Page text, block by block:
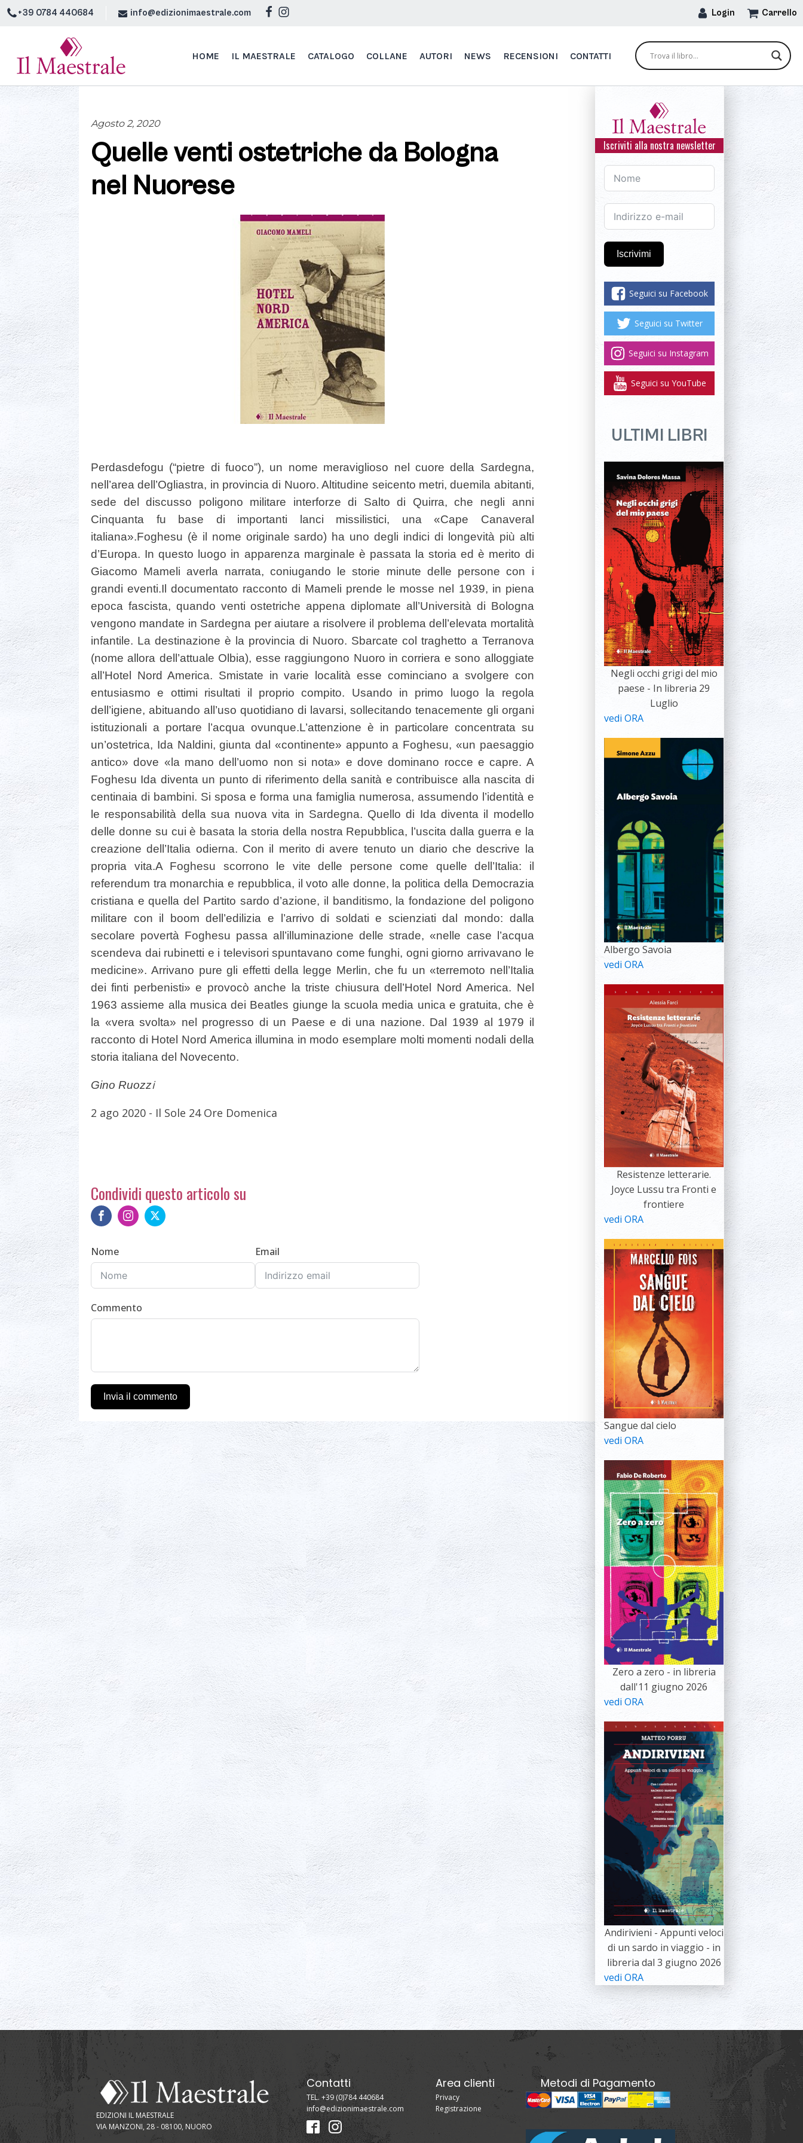
+39 0784 440684 info@edizionimaestrale.com Login Carrello
HOME IL MAESTRALE CATALOGO COLLANE AUTORI NEWS RECENSIONI CONTATTI
Agosto 2, 2020
Quelle venti ostetriche da Bologna
nel Nuorese
Perdasdefogu (“pietre di fuoco”), un nome meraviglioso nel cuore della Sardegna,
nell’area dell’Ogliastra, in provincia di Nuoro. Altitudine seicento metri, duemila abitanti,
sede del discusso poligono militare interforze di Salto di Quirra, che negli anni
Cinquanta fu base di importanti lanci missilistici, una «Cape Canaveral
italiana».Foghesu (è il nome originale sardo) ha uno degli indici di longevità più alti
d’Europa. In questo luogo in apparenza marginale è passata la storia ed è merito di
Giacomo Mameli averla narrata, coniugando le storie minute delle persone con i
grandi eventi.Il documentato racconto di Mameli prende le mosse nel 1939, in piena
epoca fascista, quando venti ostetriche appena diplomate all’Università di Bologna
vengono mandate in Sardegna per aiutare a risolvere il problema dell’elevata mortalità
infantile. La destinazione è la provincia di Nuoro. Sbarcate col traghetto a Terranova
(nome allora dell’attuale Olbia), esse raggiungono Nuoro in corriera e sono alloggiate
all’Hotel Nord America. Smistate in varie località esse cominciano a svolgere con
entusiasmo e ottimi risultati il proprio compito. Usando in primo luogo la regola
dell’igiene, abituando all’uso quotidiano di lavarsi, sollecitando tenacemente gli organi
istituzionali a portare l’acqua ovunque.L’attenzione è in particolare concentrata su
un’ostetrica, Ida Naldini, giunta dal «continente» appunto a Foghesu, «un paesaggio
antico» dove «la mano dell’uomo non si nota» e dove dominano rocce e capre. A
Foghesu Ida diventa un punto di riferimento della sanità e contribuisce alla nascita di
centinaia di bambini. Si sposa e forma una famiglia numerosa, assumendo l’identità e
le responsabilità della sua nuova vita in Sardegna. Quello di Ida diventa il modello
delle donne su cui è basata la storia della nostra Repubblica, l’uscita dalla guerra e la
creazione dell’Italia odierna. Con il merito di avere tenuto un diario che descrive la
propria vita.A Foghesu scorrono le vite delle persone come quelle dell’Italia: il
referendum tra monarchia e repubblica, il voto alle donne, la politica della Democrazia
cristiana e quella del Partito sardo d’azione, il banditismo, la fondazione del poligono
militare con il boom dell’edilizia e l’arrivo di soldati e scienziati dal mondo: dalla
secolare povertà Foghesu passa all’illuminazione delle strade, «nelle case l’acqua
scendeva dai rubinetti e i televisori spuntavano come funghi, ogni giorno arrivavano le
medicine».Arrivano pure gli effetti della legge Merlin, che fu un «terremoto nell’Italia
dei finti perbenisti» e provocò anche la triste chiusura dell’Hotel Nord America. Nel
1963 assieme alla musica dei Beatles giunge la scuola media unica e gratuita, che è
la «vera svolta» nel progresso di un Paese e di una nazione. Dal 1939 al 1979 il
racconto di Hotel Nord America illumina in modo esemplare molti momenti nodali della
storia italiana del Novecento.
Gino Ruozzi
2 ago 2020 - Il Sole 24 Ore Domenica
Condividi questo articolo su
Nome Email
Commento
Invia il commento
Iscriviti alla nostra newsletter
Iscrivimi
Seguici su Facebook
Seguici su Twitter
Seguici su Instagram
Seguici su YouTube
ULTIMI LIBRI
Negli occhi grigi del mio
paese - In libreria 29
Luglio
vedi ORA
Albergo Savoia
vedi ORA
Resistenze letterarie.
Joyce Lussu tra Fronti e
frontiere
vedi ORA
Sangue dal cielo
vedi ORA
Zero a zero - in libreria
dall'11 giugno 2026
vedi ORA
Andirivieni - Appunti veloci
di un sardo in viaggio - in
libreria dal 3 giugno 2026
vedi ORA
EDIZIONI IL MAESTRALE
VIA MANZONI, 28 - 08100, NUORO
Contatti
TEL. +39 (0)784 440684
info@edizionimaestrale.com
Area clienti
Privacy
Registrazione
Metodi di Pagamento